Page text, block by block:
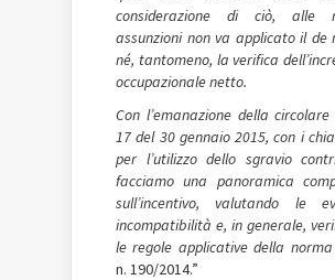
considerazione di ciò, alle
assunzioni non va applicato il de
né, tantomeno, la verifica
occupazionale netto.
Con l’emanazione della
17 del 30 gennaio 2015, con i
per l’utilizzo dello sgravio
facciamo una panoramica
sull’incentivo, valutando le
incompatibilità e, in generale,
le regole applicative della norma
n. 190/2014.”